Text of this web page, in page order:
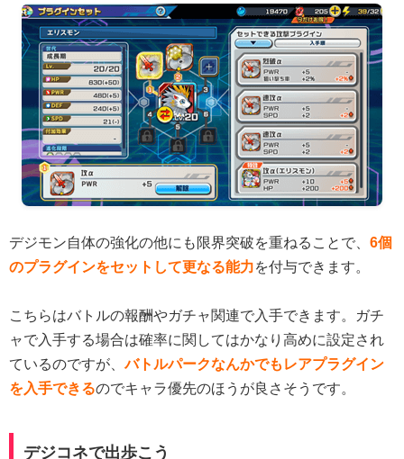
デジモン自体の強化の他にも限界突破を重ねることで、 6個
のプラグインをセットして更なる能力を付与できます。
こちらはバトルの報酬やガチャ関連で入手できます。ガチ
ャで入手する場合は確率に関してはかなり高めに設定され
ているのですが、バトルパークなんかでもレアプラグイン
を入手できるのでキャラ優先のほうが良さそうです。
デジコネで出歩こう